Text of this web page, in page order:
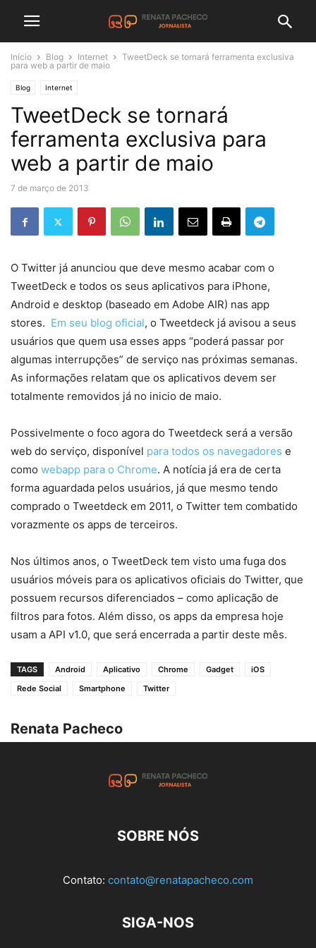
Início Blog Internet
TweetDeck se tornará ferramenta exclusiva
para web a partir de maio
Blog Internet
TweetDeck se tornará
ferramenta exclusiva para
web a partir de maio
7 de março de 2013
O Twitter já anunciou que deve mesmo acabar com o
TweetDeck e todos os seus aplicativos para iPhone,
Android e desktop (baseado em Adobe AIR) nas app
stores. Em seu blog oficial, o Tweetdeck já avisou a seus
usuários que quem usa esses apps “poderá passar por
algumas interrupções” de serviço nas próximas semanas.
As informações relatam que os aplicativos devem ser
totalmente removidos já no inicio de maio.
Possivelmente o foco agora do Tweetdeck será a versão
web do serviço, disponível para todos os navegadores e
como webapp para o Chrome. A notícia já era de certa
forma aguardada pelos usuários, já que mesmo tendo
comprado o Tweetdeck em 2011, o Twitter tem combatido
vorazmente os apps de terceiros.
Nos últimos anos, o TweetDeck tem visto uma fuga dos
usuários móveis para os aplicativos oficiais do Twitter, que
possuem recursos diferenciados – como aplicação de
filtros para fotos. Além disso, os apps da empresa hoje
usam a API v1.0, que será encerrada a partir deste mês.
TAGS Android Aplicativo Chrome Gadget
iOS
Rede Social
Smartphone Twitter
Renata Pacheco
SOBRE NÓS
Contato: contato@renatapacheco.com
SIGA-NOS